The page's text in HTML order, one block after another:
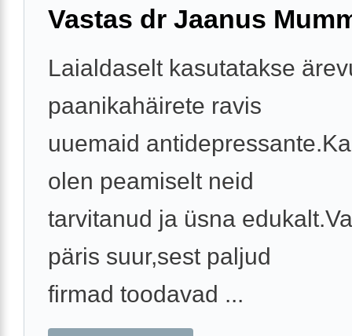
Vastas dr Jaanus
Laialdaselt kasutatakse
paanikahäirete ravis
uuemaid
olen peamiselt neid
tarvitanud ja üsna
päris suur,sest paljud
firmad toodavad ...